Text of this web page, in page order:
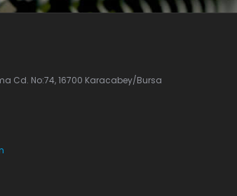
Cd. No:74, 16700 Karacabey/Bursa